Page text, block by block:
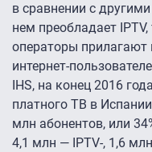
в сравнении с
нем преобладает
операторы
интернет-
IHS, на конец 2016
платного ТВ в
млн абонентов, или
4,1 млн — IPTV-, 1,6